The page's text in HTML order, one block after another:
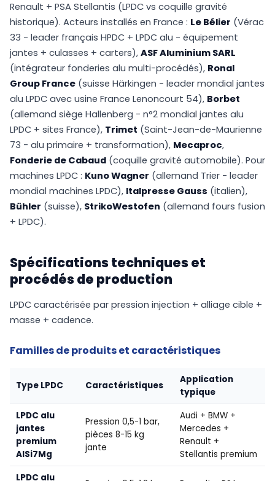
Renault + PSA Stellantis (LPDC vs coquille gravité
historique). Acteurs installés en France : Le Bélier (Vérac
33 - leader français HPDC + LPDC alu - équipement
jantes + culasses + carters), ASF Aluminium SARL
(intégrateur fonderies alu multi-procédés), Ronal
Group France (suisse Härkingen - leader mondial jantes
alu LPDC avec usine France Lenoncourt 54), Borbet
(allemand siège Hallenberg - n°2 mondial jantes alu
LPDC + sites France), Trimet (Saint-Jean-de-Maurienne
73 - alu primaire + transformation), Mecaproc,
Fonderie de Cabaud (coquille gravité automobile). Pour
machines LPDC : Kuno Wagner (allemand Trier - leader
mondial machines LPDC), Italpresse Gauss (italien),
Bühler (suisse), StrikoWestofen (allemand fours fusion
+ LPDC).
Spécifications techniques et
procédés de production
LPDC caractérisée par pression injection + alliage cible +
masse + cadence.
Familles de produits et caractéristiques
Type LPDC Caractéristiques
Application
typique
LPDC alu
jantes
premium
AlSi7Mg
Pression 0,5-1 bar,
pièces 8-15 kg
jante
Audi + BMW +
Mercedes +
Renault +
Stellantis premium
LPDC alu